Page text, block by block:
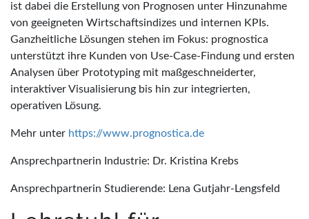
ist dabei die Erstellung von Prognosen unter Hinzunahme
von geeigneten Wirtschaftsindizes und internen KPIs.
Ganzheitliche Lösungen stehen im Fokus: prognostica
unterstützt ihre Kunden von Use-Case-Findung und ersten
Analysen über Prototyping mit maßgeschneiderter,
interaktiver Visualisierung bis hin zur integrierten,
operativen Lösung.
Mehr unter https://www.prognostica.de
Ansprechpartnerin Industrie: Dr. Kristina Krebs
Ansprechpartnerin Studierende: Lena Gutjahr-Lengsfeld